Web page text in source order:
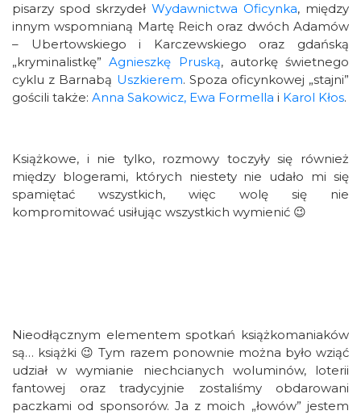
pisarzy spod skrzydeł Wydawnictwa Oficynka, między
innym wspomnianą Martę Reich oraz dwóch Adamów
– Ubertowskiego i Karczewskiego oraz gdańską
„kryminalistkę”Agnieszkę Pruską, autorkę świetnego
cyklu z Barnabą Uszkierem. Spoza oficynkowej „stajni”
gościli także: Anna Sakowicz, Ewa Formella i Karol Kłos.
Książkowe, i nie tylko, rozmowy toczyły się również
między blogerami, których niestety nie udało mi się
spamiętać wszystkich, więc wolę się nie
kompromitować usiłując wszystkich wymienić 😉
Nieodłącznym elementem spotkań książkomaniaków
są… książki 😉 Tym razem ponownie można było wziąć
udział w wymianie niechcianych woluminów, loterii
fantowej oraz tradycyjnie zostaliśmy obdarowani
paczkami od sponsorów. Ja z moich „łowów” jestem